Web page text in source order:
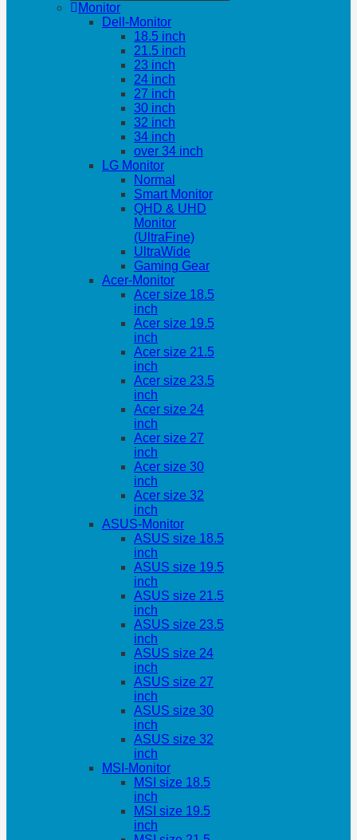
Monitor
Dell-Monitor
18.5 inch
21.5 inch
23 inch
24 inch
27 inch
30 inch
32 inch
34 inch
over 34 inch
LG Monitor
Normal
Smart Monitor
QHD & UHD
Monitor
(UltraFine)
UltraWide
Gaming Gear
Acer-Monitor
Acer size 18.5
inch
Acer size 19.5
inch
Acer size 21.5
inch
Acer size 23.5
inch
Acer size 24
inch
Acer size 27
inch
Acer size 30
inch
Acer size 32
inch
ASUS-Monitor
ASUS size 18.5
inch
ASUS size 19.5
inch
ASUS size 21.5
inch
ASUS size 23.5
inch
ASUS size 24
inch
ASUS size 27
inch
ASUS size 30
inch
ASUS size 32
inch
MSI-Monitor
MSI size 18.5
inch
MSI size 19.5
inch